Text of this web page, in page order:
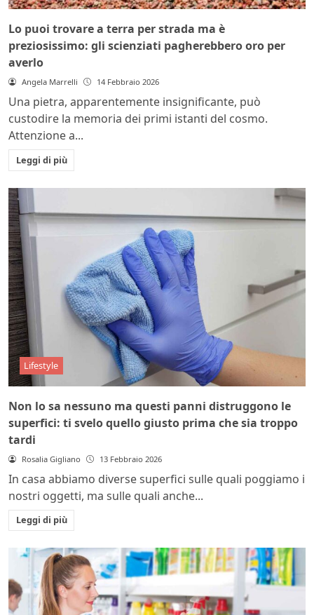
Lo puoi trovare a terra per strada ma è
preziosissimo: gli scienziati pagherebbero oro per
averlo
Angela Marrelli 14 Febbraio 2026
Una pietra, apparentemente insignificante, può
custodire la memoria dei primi istanti del cosmo.
Attenzione a...
Leggi di più
Lifestyle
Non lo sa nessuno ma questi panni distruggono le
superfici: ti svelo quello giusto prima che sia troppo
tardi
Rosalia Gigliano 13 Febbraio 2026
In casa abbiamo diverse superfici sulle quali poggiamo i
nostri oggetti, ma sulle quali anche...
Leggi di più